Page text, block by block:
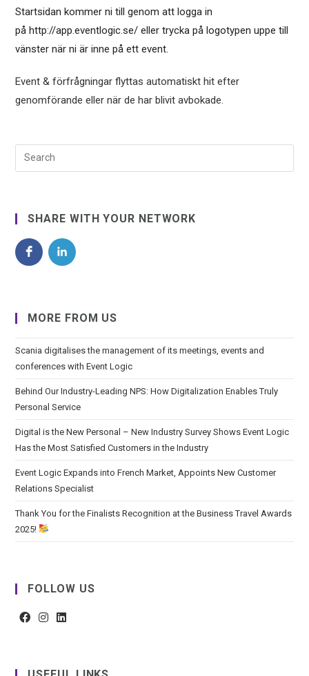
Startsidan kommer ni till genom att logga in
på http://app.eventlogic.se/ eller trycka på logotypen uppe till
vänster när ni är inne på ett event.
Event & förfrågningar flyttas automatiskt hit efter
genomförande eller när de har blivit avbokade.
SHARE WITH YOUR NETWORK
MORE FROM US
Scania digitalises the management of its meetings, events and
conferences with Event Logic
Behind Our Industry-Leading NPS: How Digitalization Enables Truly
Personal Service
Digital is the New Personal – New Industry Survey Shows Event Logic
Has the Most Satisfied Customers in the Industry
Event Logic Expands into French Market, Appoints New Customer
Relations Specialist
Thank You for the Finalists Recognition at the Business Travel Awards
2025!
FOLLOW US